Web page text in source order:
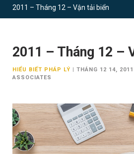
2011 – Tháng 12 – Vận tải biển
2011 – Tháng 12 –
HIỂU BIẾT PHÁP LÝ | THÁNG 12 14, 2011
ASSOCIATES